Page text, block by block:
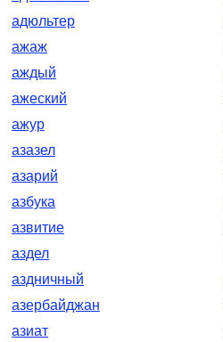
адюльтер
ажаж
аждый
ажеский
ажур
азазел
азарий
азбука
азвитие
аздел
аздничный
азербайджан
азиат